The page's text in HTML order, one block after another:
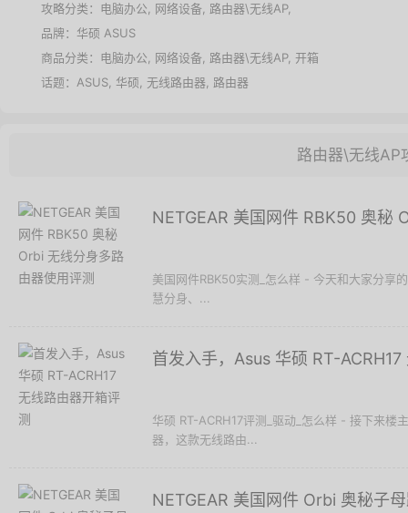
攻略分类： 电脑办公 网络设备 路由器\无线AP,
品牌： 华硕 ASUS
商品分类： 电脑办公 网络设备 路由器\无线AP, 开箱
话题： ASUS 华硕 无线路由器 路由器
路由器\无线AP
NETGEAR 美国网件 RBK50 奥秘
美国网件RBK50实测_怎么样 - 今天和大家分享
慧分身、...
首发入手，Asus 华硕 RT-
华硕 RT-ACRH17评测_驱动_怎么样 - 接下来楼
器，这款无线路由...
NETGEAR 美国网件 Orbi 奥秘子